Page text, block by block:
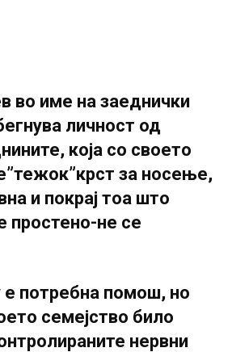
во име на заеднички
личност од
која со своето
за носење,
и покрај тоа што
простено-не се
потребна помош, но
семејство било
нервни